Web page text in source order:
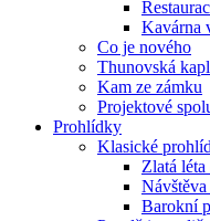
Kavárna
Co je nového
Thunovská
Kam ze zámku
Projektové
Prohlídky
Klasické
Zlatá
Barokní